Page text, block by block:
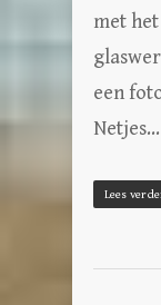
met
een
Netjes…
Lees